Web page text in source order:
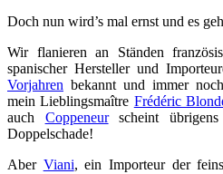
Doch nun wird’s mal ernst und es
Wir flanieren an Ständen
spanischer Hersteller und
Vorjahren bekannt und immer
mein Lieblingsmaître Frédéric
auch Coppeneurscheint übrigens
Doppelschade!
Aber Viani, ein Importeur der